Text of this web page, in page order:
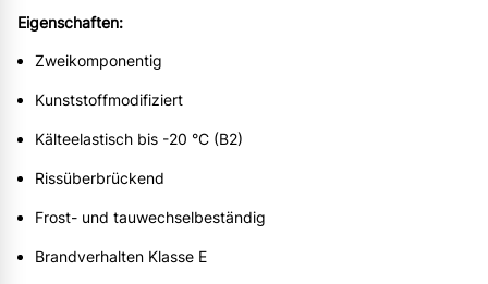
Eigenschaften:
Zweikomponentig
Kunststoffmodifiziert
Kälteelastisch bis -20 °C (B2)
Rissüberbrückend
Frost- und tauwechselbeständig
Brandverhalten Klasse E